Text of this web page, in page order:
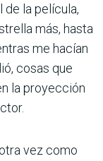
de la película,
más, hasta
me hacían
cosas que
la proyección
vez como